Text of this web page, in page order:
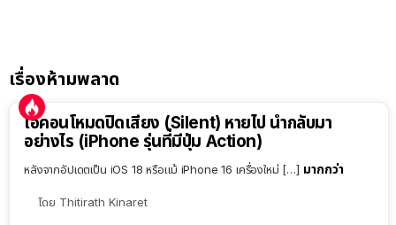
เรื่องห้ามพลาด
ไอคอนโหมดปิดเสียง (Silent) หายไป นำกลับมา
อย่างไร (iPhone รุ่นที่มีปุ่ม Action)
หลังจากอัปเดตเป็น iOS 18 หรือแม้ iPhone 16 เครื่องใหม่ […] มากกว่า
โดย Thitirath Kinaret